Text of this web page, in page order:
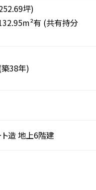
坪)
有 (共有持分
38年)
造地上6階建